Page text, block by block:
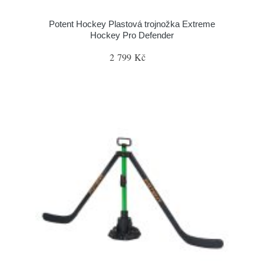
Potent Hockey Plastová trojnožka Extreme
Hockey Pro Defender
2 799 Kč